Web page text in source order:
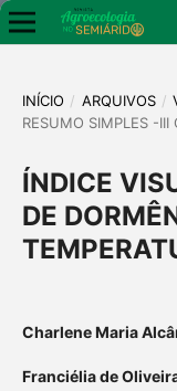
INÍCIO / ARQUIVOS /
RESUMO SIMPLES -
ÍNDICE
DE
Charlene Maria
Franciélia de